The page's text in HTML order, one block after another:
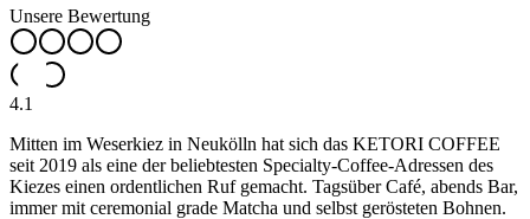
Unsere Bewertung
4.1
Mitten im Weserkiez in Neukölln hat sich das KETORI COFFEE
seit 2019 als eine der beliebtesten Specialty-Coffee-Adressen des
Kiezes einen ordentlichen Ruf gemacht. Tagsüber Café, abends Bar,
immer mit ceremonial grade Matcha und selbst gerösteten Bohnen.